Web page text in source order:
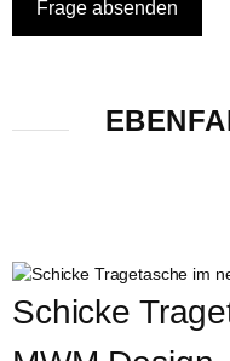
Schicke